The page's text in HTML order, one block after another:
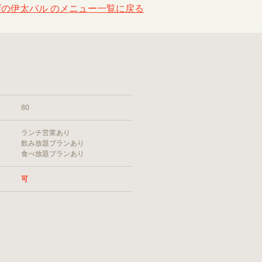
伊太バル のメニュー一覧に戻る
80
ランチ営業あり
飲み放題プランあり
食べ放題プランあり
可